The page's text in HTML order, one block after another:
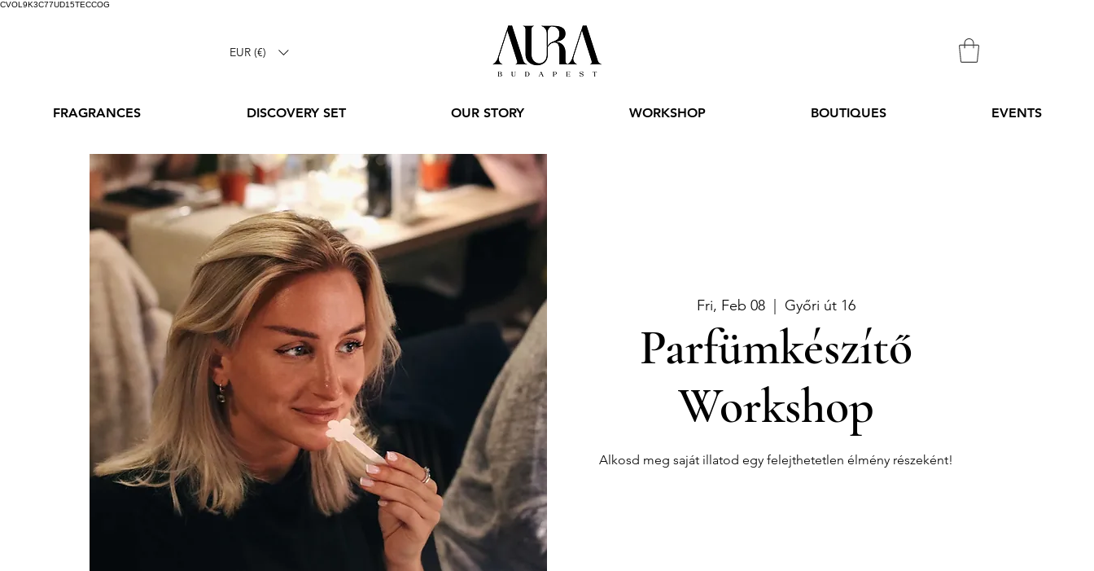
CVOL9K3C77UD15TECCOG
EUR (€)
FRAGRANCES DISCOVERY SET OUR STORY WORKSHOP BOUTIQUES EVENTS
Fri, Feb 08
  |
Győri út 16
Parfümkészítő
Workshop
Alkosd meg saját illatod egy felejthetetlen élmény részeként!